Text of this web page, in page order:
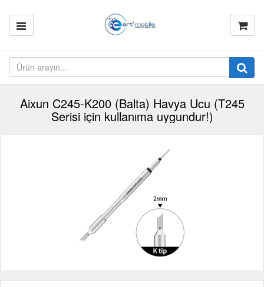
Aixun C245-K200 (Balta) Havya Ucu (T245
Serisi için kullanıma uygundur!)